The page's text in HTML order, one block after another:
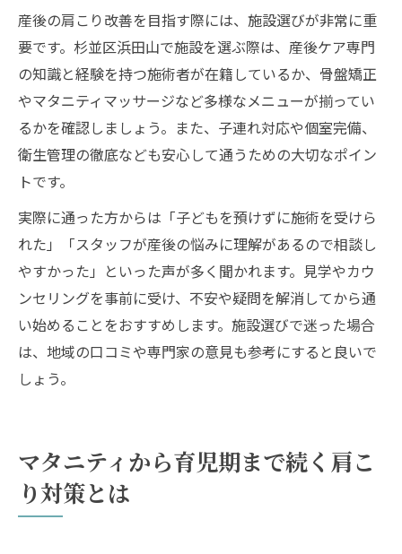
産後の肩こり改善を目指す際には、施設選びが非常に重
要です。杉並区浜田山で施設を選ぶ際は、産後ケア専門
の知識と経験を持つ施術者が在籍しているか、骨盤矯正
やマタニティマッサージなど多様なメニューが揃ってい
るかを確認しましょう。また、子連れ対応や個室完備、
衛生管理の徹底なども安心して通うための大切なポイン
トです。
実際に通った方からは「子どもを預けずに施術を受けら
れた」「スタッフが産後の悩みに理解があるので相談し
やすかった」といった声が多く聞かれます。見学やカウ
ンセリングを事前に受け、不安や疑問を解消してから通
い始めることをおすすめします。施設選びで迷った場合
は、地域の口コミや専門家の意見も参考にすると良いで
しょう。
マタニティから育児期まで続く肩こ
り対策とは